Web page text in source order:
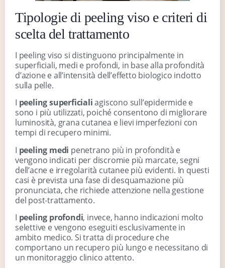
Tipologie di peeling viso e criteri di
scelta del trattamento
I peeling viso si distinguono principalmente in
superficiali, medi e profondi, in base alla profondità
d’azione e all’intensità dell’effetto biologico indotto
sulla pelle.
I peeling superficialiagiscono sull’epidermide e
sono i più utilizzati, poiché consentono di migliorare
luminosità, grana cutanea e lievi imperfezioni con
tempi di recupero minimi.
I peeling medi penetrano più in profondità e
vengono indicati per discromie più marcate, segni
dell’acne e irregolarità cutanee più evidenti. In questi
casi è prevista una fase di desquamazione più
pronunciata, che richiede attenzione nella gestione
del post-trattamento.
I peeling profondi, invece, hanno indicazioni molto
selettive e vengono eseguiti esclusivamente in
ambito medico. Si tratta di procedure che
comportano un recupero più lungo e necessitano di
un monitoraggio clinico attento.